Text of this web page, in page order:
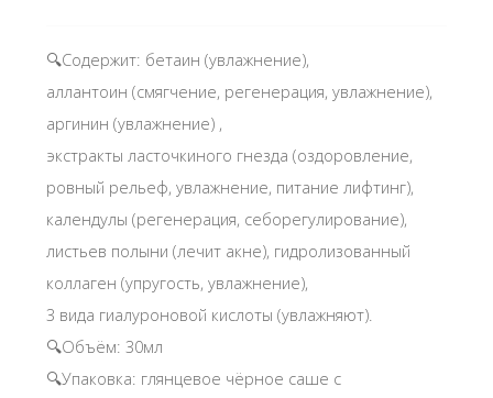
🔍Содержит: бетаин (увлажнение),
аллантоин (смягчение, регенерация, увлажнение),
аргинин (увлажнение) ,
экстракты ласточкиного гнезда (оздоровление,
ровный рельеф, увлажнение, питание лифтинг),
календулы (регенерация, себорегулирование),
листьев полыни (лечит акне), гидролизованный
коллаген (упругость, увлажнение),
3 вида гиалуроновой кислоты (увлажняют).
🔍Объём: 30мл
🔍Упаковка: глянцевое чёрное саше с